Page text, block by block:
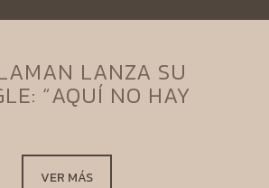
LANZA SU
“AQUÍ NO HAY
VER MÁS